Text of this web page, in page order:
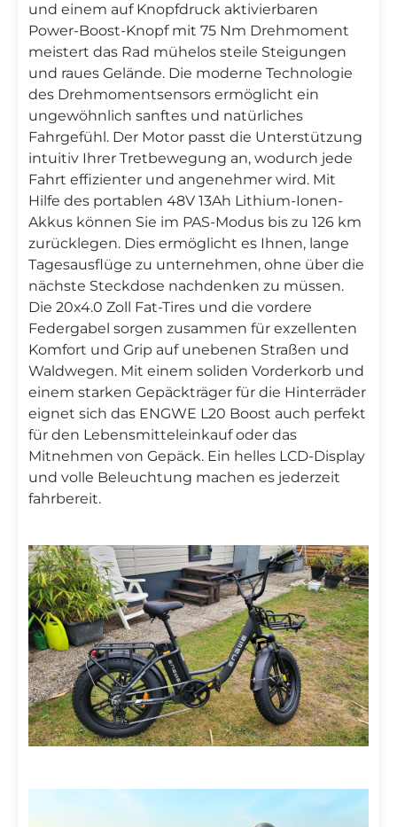
und einem auf Knopfdruck aktivierbaren
Power-Boost-Knopf mit 75 Nm Drehmoment
meistert das Rad mühelos steile Steigungen
und raues Gelände. Die moderne Technologie
des Drehmomentsensors ermöglicht ein
ungewöhnlich sanftes und natürliches
Fahrgefühl. Der Motor passt die Unterstützung
intuitiv Ihrer Tretbewegung an, wodurch jede
Fahrt effizienter und angenehmer wird. Mit
Hilfe des portablen 48V 13Ah Lithium-Ionen-
Akkus können Sie im PAS-Modus bis zu 126 km
zurücklegen. Dies ermöglicht es Ihnen, lange
Tagesausflüge zu unternehmen, ohne über die
nächste Steckdose nachdenken zu müssen.
Die 20x4.0 Zoll Fat-Tires und die vordere
Federgabel sorgen zusammen für exzellenten
Komfort und Grip auf unebenen Straßen und
Waldwegen. Mit einem soliden Vorderkorb und
einem starken Gepäckträger für die Hinterräder
eignet sich das ENGWE L20 Boost auch perfekt
für den Lebensmitteleinkauf oder das
Mitnehmen von Gepäck. Ein helles LCD-Display
und volle Beleuchtung machen es jederzeit
fahrbereit.